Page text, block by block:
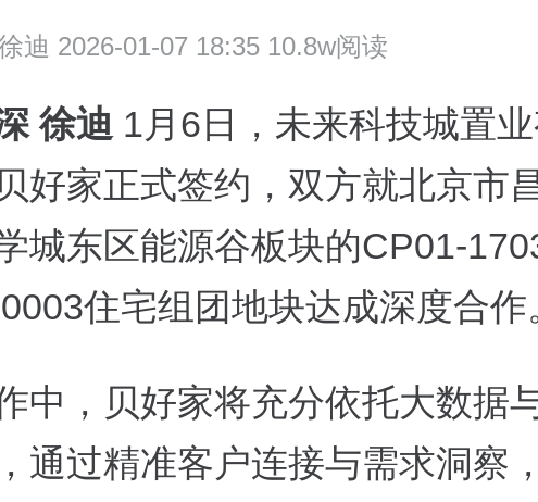
迪 2026-01-07 18:35 10.8w阅读
徐迪 1月6日，未来科技城置
好家正式签约，双方就北京市
城东区能源谷板块的CP01-
住宅组团地块达成深度合作
中，贝好家将充分依托大数据
通过精准客户连接与需求洞察